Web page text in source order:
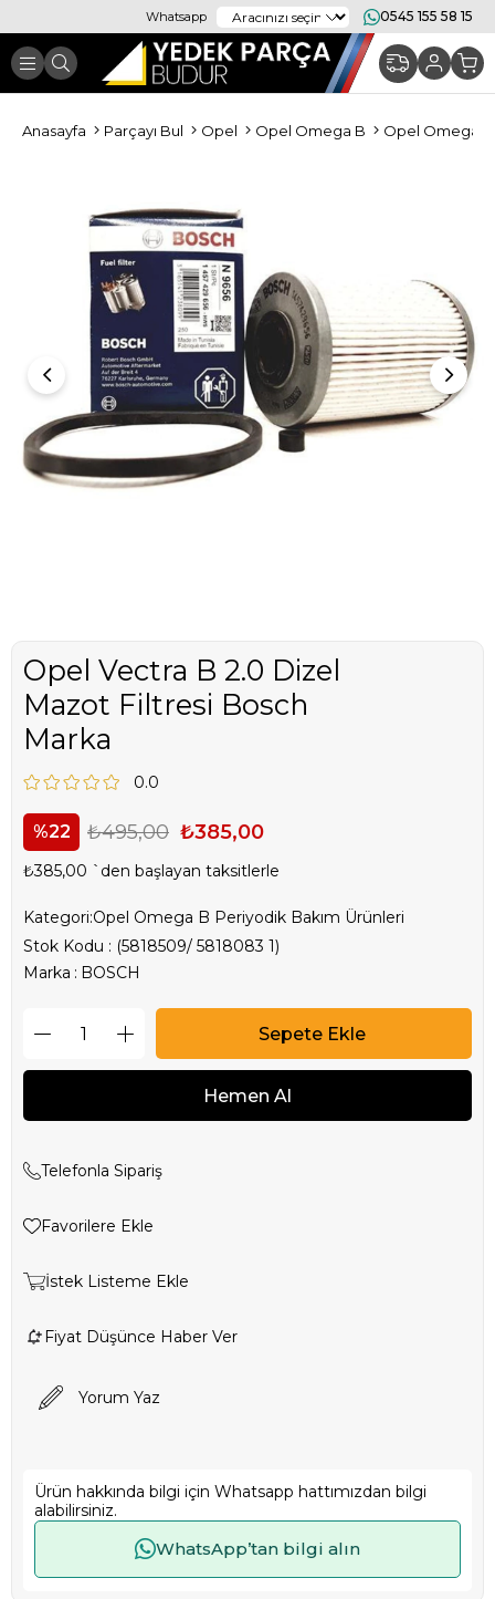
Whatsapp 0545 155 58 15
Anasayfa Parçayı Bul Opel Opel Omega B Opel Omega
Opel Vectra B 2.0 Dizel
Mazot Filtresi Bosch
Marka
0.0
22 ₺495,00 ₺385,00
₺385,00 `den başlayan taksitlerle
Kategori:Opel Omega B Periyodik Bakım Ürünleri
Stok Kodu
(5818509/ 5818083 1)
Marka : BOSCH
Telefonla Sipariş
Favorilere Ekle
İstek Listeme Ekle
Fiyat Düşünce Haber Ver
Yorum Yaz
Ürün hakkında bilgi için Whatsapp hattımızdan bilgi
alabilirsiniz.
WhatsApp’tan bilgi alın